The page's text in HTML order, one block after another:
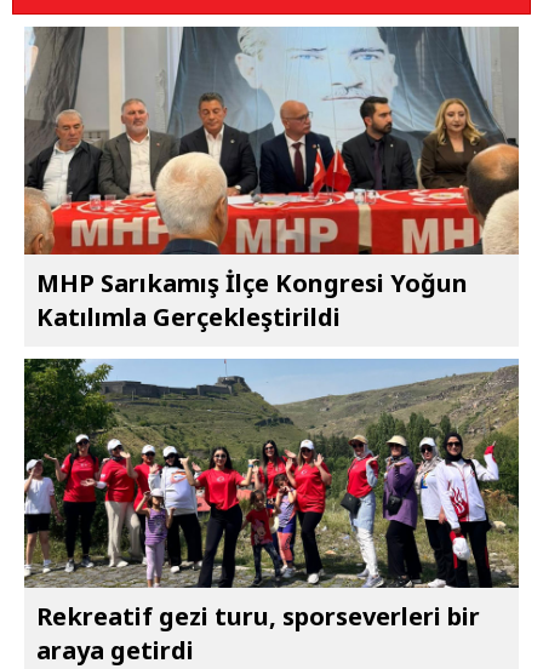
MHP Sarıkamış İlçe Kongresi Yoğun
Katılımla Gerçekleştirildi
Rekreatif gezi turu, sporseverleri bir
araya getirdi